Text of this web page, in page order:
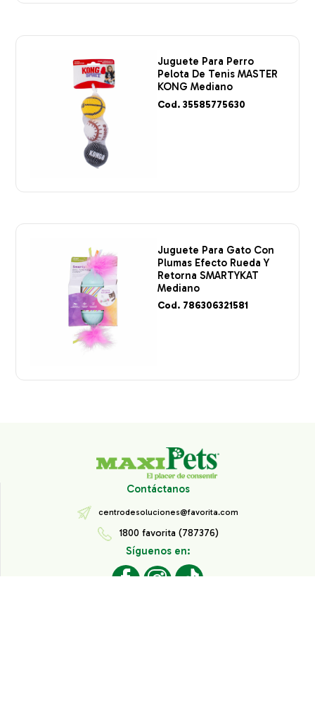
Juguete Para Perro
Pelota De Tenis MASTER
KONG Mediano
Cod. 35585775630
Juguete Para Gato Con
Plumas Efecto Rueda Y
Retorna SMARTYKAT
Mediano
Cod. 786306321581
Contáctanos
centrodesoluciones@favorita.com
1800 favorita (787376)
Síguenos en: